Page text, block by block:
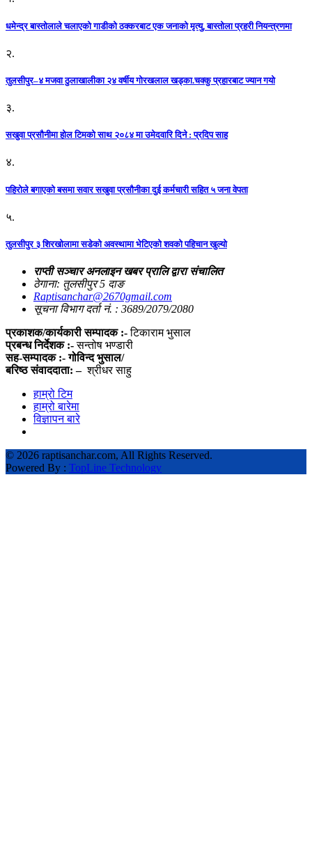
धमेन्द्र बास्तोलाले चलाएको गाडीको ठक्करबाट एक जनाको मृत्यु, बास्तोला प्रहरी नियन्त्रणमा
२.
तुलसीपुर–४ मजवा ठुलाखालीका २४ वर्षीय गोरखलाल खड्का.चक्कु प्रहारबाट ज्यान गयो
३.
सखुवा प्रसौनीमा होल टिमको साथ २०८४ मा उमेदवारि दिने : प्रदिप साह
४.
पहिराेले बगाएकाे बसमा सवार सखुवा प्रसाैनीका दुई कर्मचारी सहित ५ जना वेपता
५.
तुलसीपुर ३ शिरखोलामा सडेको अवस्थामा भेटिएको शवको पहिचान खुल्यो
राप्ती सञ्चार अनलाइन खबर प्रालि द्वारा संचालित
ठेगाना: तुलसीपुर 5 दाङ
Raptisanchar@2670gmail.com
सूचना विभाग दर्ता नं. : 3689/2079/2080
प्रकाशक/कार्यकारी सम्पादक :-टिकाराम भुसाल
प्रबन्ध निर्देशक :-सन्तोष भण्डारी
सह-सम्पादक :- गोविन्द भुसाल/
बरिष्ठ संवाददाता: – श्रीधर साहु
हाम्रो टिम
हाम्रो बारेमा
विज्ञापन बारे
© 2026 raptisanchar.com, All Rights Reserved.
Powered By : TopLine Technology